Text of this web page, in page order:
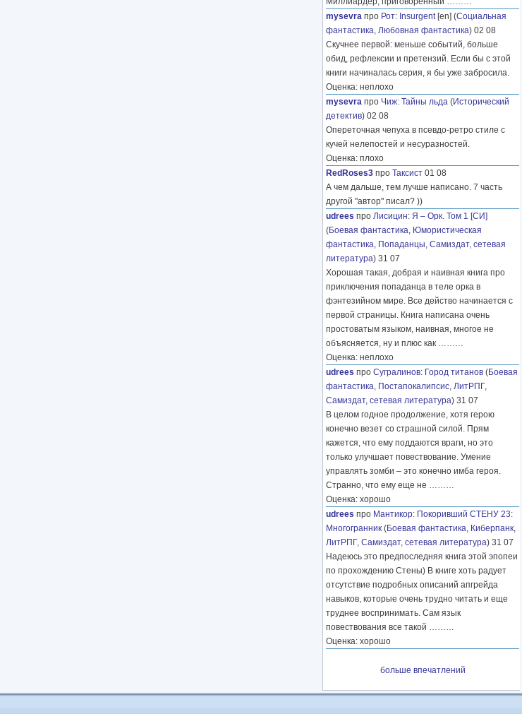
mysevra про Рот: Insurgent[en] (Социальная
фантастика, Любовная фантастика) 02 08
Скучнее первой: меньше событий, больше
обид, рефлексии и претензий. Если бы с этой
книги начиналась серия, я бы уже забросила.
Оценка: неплохо
mysevra про Чиж: Тайны льда (Исторический
детектив) 02 08
Опереточная чепуха в псевдо-ретро стиле с
кучей нелепостей и несуразностей.
Оценка: плохо
RedRoses3 про Таксист 01 08
А чем дальше, тем лучше написано. 7 часть
другой "автор" писал? ))
udrees про Лисицин: Я – Орк. Том 1 [СИ]
(Боевая фантастика, Юмористическая
фантастика, Попаданцы, Самиздат, сетевая
литература) 31 07
Хорошая такая, добрая и наивная книга про
приключения попаданца в теле орка в
фэнтезийном мире. Все действо начинается с
первой страницы. Книга написана очень
простоватым языком, наивная, многое не
объясняется, ну и плюс как ………
Оценка: неплохо
udrees про Сугралинов: Город титанов (Боевая
фантастика, Постапокалипсис, ЛитРПГ,
Самиздат, сетевая литература) 31 07
В целом годное продолжение, хотя герою
конечно везет со страшной силой. Прям
кажется, что ему поддаются враги, но это
только улучшает повествование. Умение
управлять зомби – это конечно имба героя.
Странно, что ему еще не ………
Оценка: хорошо
udrees про Мантикор: Покоривший СТЕНУ 23:
Многогранник (Боевая фантастика, Киберпанк,
ЛитРПГ, Самиздат, сетевая литература) 31 07
Надеюсь это предпоследняя книга этой эпопеи
по прохождению Стены) В книге хоть радует
отсутствие подробных описаний апгрейда
навыков, которые очень трудно читать и еще
труднее воспринимать. Сам язык
повествования все такой ………
Оценка: хорошо
больше впечатлений